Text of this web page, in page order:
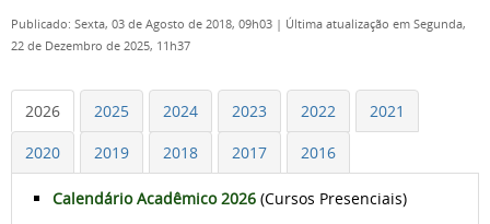
Publicado: Sexta, 03 de Agosto de 2018, 09h03 | Última atualização em Segunda,
22 de Dezembro de 2025, 11h37
2026 2025 2024 2023 2022
2021
2020
2019 2018 2017 2016
Calendário Acadêmico 2026 (Cursos Presenciais)